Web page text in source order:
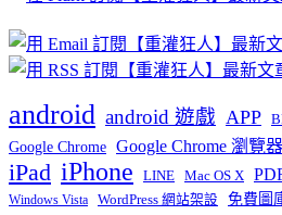
android android 遊戲 APP
Google Chrome Google Chrome 瀏覽器
iPad iPhone LINE Mac OS X
Windows Vista WordPress 網站架設 免費圖